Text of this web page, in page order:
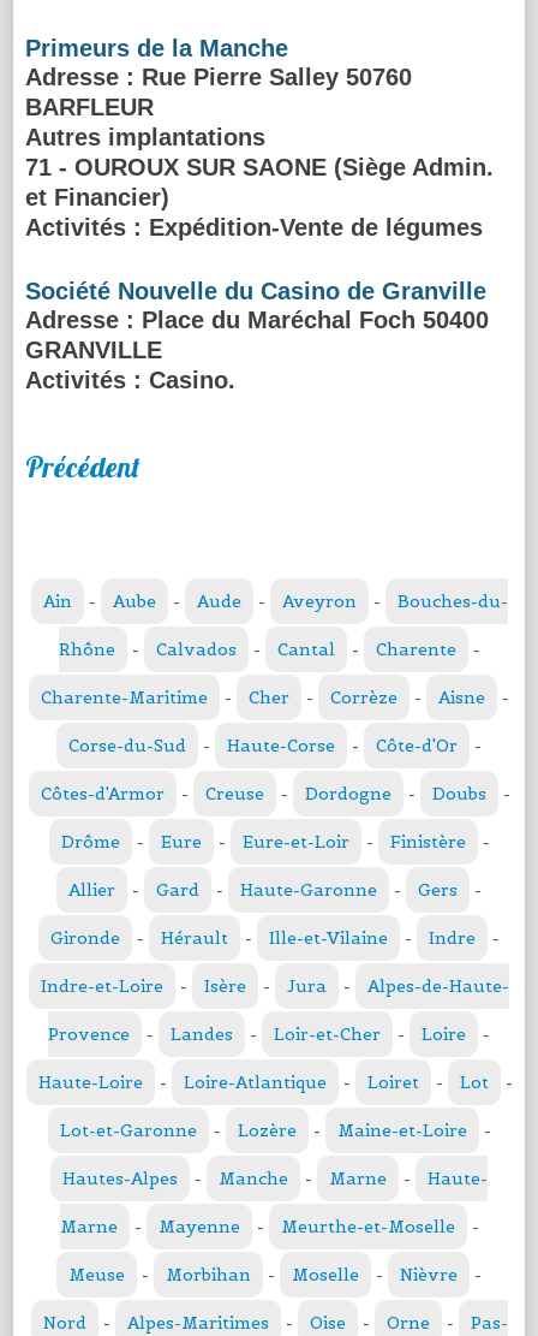
Primeurs de la Manche
Adresse : Rue Pierre Salley 50760
BARFLEUR
Autres implantations
71 - OUROUX SUR SAONE (Siège Admin.
et Financier)
Activités : Expédition-Vente de légumes
Société Nouvelle du Casino de Granville
Adresse : Place du Maréchal Foch 50400
GRANVILLE
Activités : Casino.
Précédent
Ain - Aube - Aude - Aveyron - Bouches-du-
Rhône - Calvados - Cantal - Charente -
Charente-Maritime - Cher - Corrèze - Aisne -
Corse-du-Sud - Haute-Corse - Côte-d'Or -
Côtes-d'Armor - Creuse - Dordogne - Doubs -
Drôme - Eure - Eure-et-Loir - Finistère -
Allier - Gard - Haute-Garonne - Gers -
Gironde - Hérault - Ille-et-Vilaine - Indre -
Indre-et-Loire - Isère - Jura - Alpes-de-Haute-
Provence - Landes - Loir-et-Cher - Loire -
Haute-Loire - Loire-Atlantique - Loiret - Lot -
Lot-et-Garonne - Lozère - Maine-et-Loire -
Hautes-Alpes - Manche - Marne - Haute-
Marne - Mayenne - Meurthe-et-Moselle -
Meuse - Morbihan - Moselle - Nièvre -
Nord - Alpes-Maritimes - Oise - Orne - Pas-